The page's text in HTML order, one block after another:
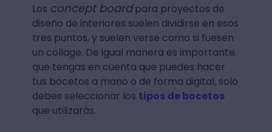
Los concept boardpara proyectos de
diseño de interiores suelen dividirse en esos
tres puntos, y suelen verse como si fuesen
un collage. De igual manera es importante
que tengas en cuenta que puedes hacer
tus bocetos a mano o de forma digital, solo
debes seleccionar los tipos de bocetos
que utilizarás.